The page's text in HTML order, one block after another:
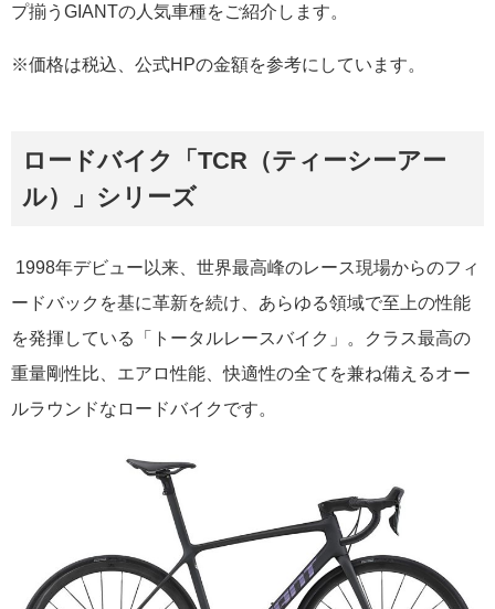
プ揃うGIANTの人気車種をご紹介します。
※価格は税込、公式HPの金額を参考にしています。
ロードバイク「TCR（ティーシーアー
ル）」シリーズ
1998年デビュー以来、世界最高峰のレース現場からのフィ
ードバックを基に革新を続け、あらゆる領域で至上の性能
を発揮している「トータルレースバイク」。クラス最高の
重量剛性比、エアロ性能、快適性の全てを兼ね備えるオー
ルラウンドなロードバイクです。